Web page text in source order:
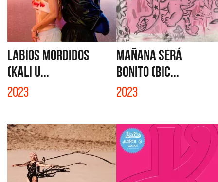
LABIOS MORDIDOS
(KALI U...
2023
MAÑANA SERÁ
BONITO (BIC...
2023